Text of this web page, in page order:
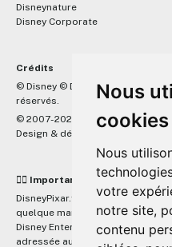
Nous
cookies
Nous
votre
notre site,
contenu
Disneynature
Disney Corporate
Crédits
© Disney © Disney/Pixar © &
réservés.
© 2007-2026 DisneyPixar.fr
Design & développement :
☝🏼 Important
DisneyPixar.fr est un site
quelque manière que ce soit avec
Disney Enterprises, Inc ou leurs
adressée aux studios Disney ou